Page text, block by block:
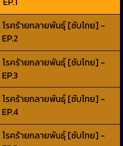
รคร้ายกลายพันธุ์ [ซับไทย] -
EP.2
รคร้ายกลายพันธุ์ [ซับไทย] -
EP.3
รคร้ายกลายพันธุ์ [ซับไทย] -
EP.4
รคร้ายกลายพันธุ์ [ซับไทย] -